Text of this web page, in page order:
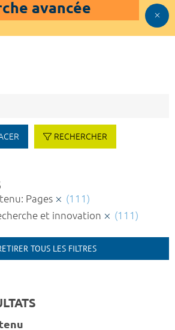
avancée
RECHERCHER
Pages
(111)
et innovation
(111)
TOUS LES FILTRES